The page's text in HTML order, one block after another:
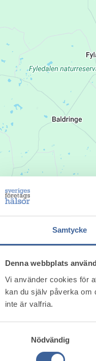
Samtycke
Denna webbplats
Vi använder cookies för
kan du själv påverka om
inte är valfria.
Nödvändig